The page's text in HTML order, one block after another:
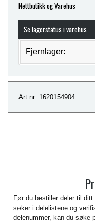
Nettbutikk og Varehus
Se lagerstatus i varehus
Fjernlager:
Art.nr: 1620154904
Før du bestiller deler til
søker i delelistene og
delenummer, kan du søke